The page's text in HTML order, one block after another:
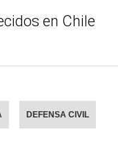
en Chile
DEFENSA CIVIL